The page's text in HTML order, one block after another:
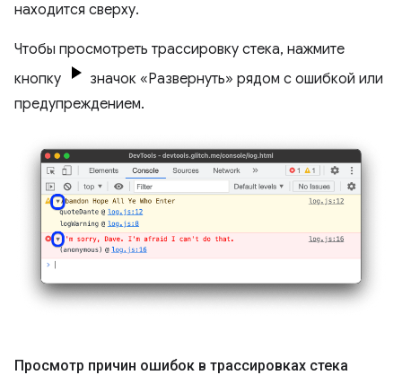
находится сверху.
Чтобы просмотреть трассировку стека, нажмите
кнопку
значок «Развернуть» рядом с ошибкой или
предупреждением.
Просмотр причин ошибок в трассировках стека